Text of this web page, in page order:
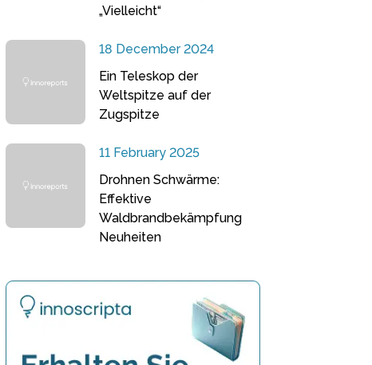
„Vielleicht“
18 December 2024
Ein Teleskop der
Weltspitze auf der
Zugspitze
11 February 2025
Drohnen Schwärme:
Effektive
Waldbrandbekämpfung
Neuheiten